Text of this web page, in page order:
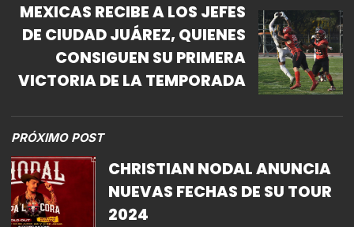
MEXICAS RECIBE A LOS JEFES
DE CIUDAD JUÁREZ, QUIENES
CONSIGUEN SU PRIMERA
VICTORIA DE LA TEMPORADA
PRÓXIMO POST
CHRISTIAN NODAL ANUNCIA
NUEVAS FECHAS DE SU TOUR
2024